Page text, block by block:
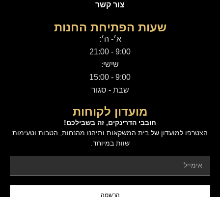
צור קשר
שעות הפתיחת החנות
א׳- ה׳:
9:00 - 21:00
שישי:
9:00 - 15:00
שבת - סגור
מועדון לקוחות
חובבי הדרינקים, זה בשבילכם!
הצטרפו למועדון של בית המשקאות ותיהנו מהנחות, הטבות וטעימות
שוות במיוחד.
הרשמה